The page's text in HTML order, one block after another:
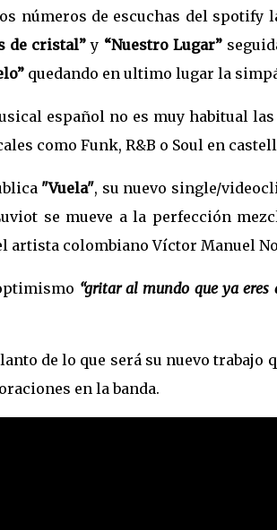
números de escuchas del spotify
de cristal” y “Nuestro Lugar”
quedando en ultimo lugar la
español no es muy habitual
como Funk, R&B o Soul en
"Vuela", su nuevo single/
se mueve a la perfección
artista colombiano Víctor Manuel
“gritar al mundo que ya eres
de lo que será su nuevo trabajo
en la banda.